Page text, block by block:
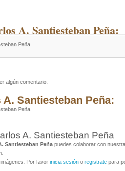
A. Santiesteban Peña:
Peña
algún comentario.
Santiesteban Peña:
Peña
A. Santiesteban Peña
Santiesteban Peña puedes colaborar con
Por favor inicia sesión o registrate para